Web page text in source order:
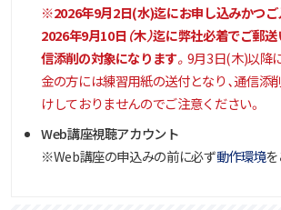
※2026年9月2日(水)迄にお申し込みかつご
2026年9月10日（木）迄に弊社必着でご郵
信添削の対象になります。9月3日(木)以降
金の方には練習用紙の送付となり、通信添
けしておりませんのでご注意ください。
Web講座視聴アカウント
※Web講座の申込みの前に必ず動作環境を